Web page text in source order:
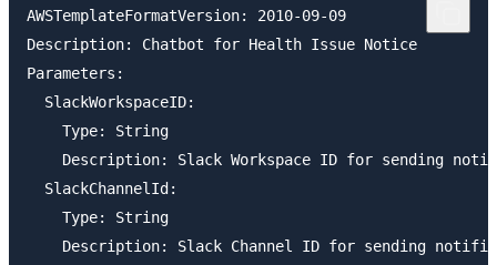
AWSTemplateFormatVersion: 2010-09-09
Description: Chatbot for Health Issue Notice
Parameters:
  SlackWorkspaceID:
    Type: String
Description: Slack Workspace ID for sending
  SlackChannelId:
    Type: String
Description: Slack Channel ID for sending